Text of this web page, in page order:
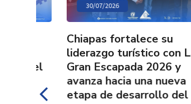
30/07/2026
Chiapas fortalece su
liderazgo turístico con La
Gran Escapada 2026 y
avanza hacia una nueva
etapa de desarrollo del